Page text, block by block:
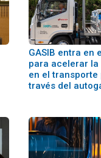
GASIB entra en
para acelerar
en el
través del